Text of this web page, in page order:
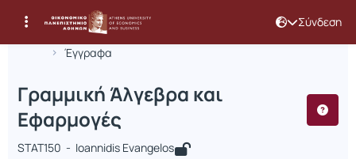
Σύνδεση
Αρχική Σελίδα
Έγγραφα
Μάθημα : Γραμμική Άλγεβρα και
Κωδικός : STAT150
Γραμμική Άλγεβρα και
Εφαρμογές
STAT150 - Ioannidis Evangelos